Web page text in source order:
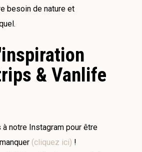
besoin de nature et
& Vanlife
notre Instagram pour être
(cliquez ici) !